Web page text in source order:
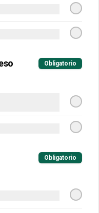
pizza favorita (Pollo BBQ,
Obligatorio
Obligatorio